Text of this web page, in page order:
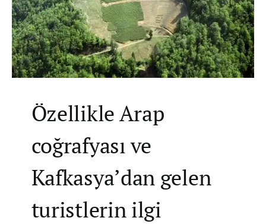
Özellikle Arap
coğrafyası ve
Kafkasya’dan gelen
turistlerin ilgi